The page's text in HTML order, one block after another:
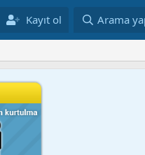
Kayıt ol Arama